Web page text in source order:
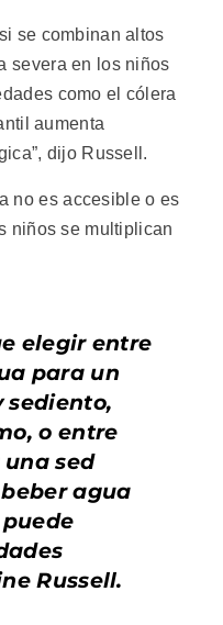
se combinan altos
severa en los niños
como el cólera
aumenta
dijo Russell.
no es accesible o es
niños se multiplican
elegir entre
para un
sediento,
o entre
sed
agua
Russell.